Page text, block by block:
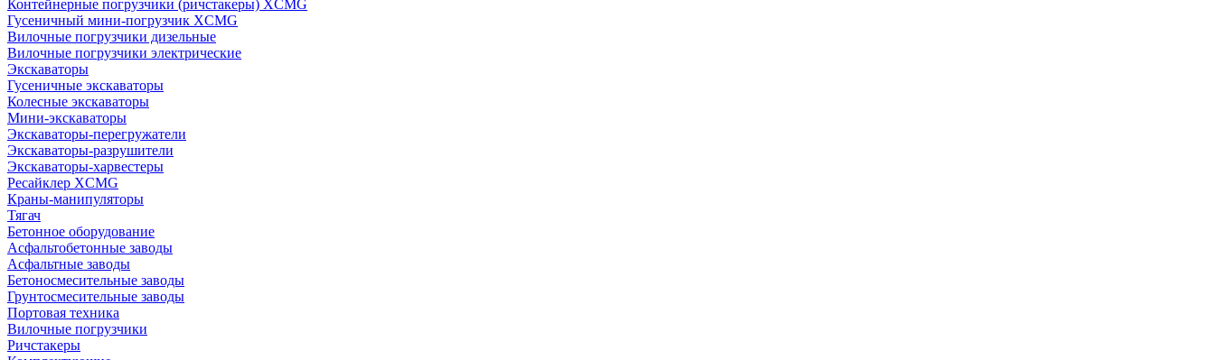
Контейнерные погрузчики (ричстакеры) XCMG
Гусеничный мини-погрузчик XCMG
Вилочные погрузчики дизельные
Вилочные погрузчики электрические
Экскаваторы
Гусеничные экскаваторы
Колесные экскаваторы
Мини-экскаваторы
Экскаваторы-перегружатели
Экскаваторы-разрушители
Экскаваторы-харвестеры
Ресайклер XCMG
Краны-манипуляторы
Тягач
Бетонное оборудование
Асфальтобетонные заводы
Асфальтные заводы
Бетоносмесительные заводы
Грунтосмесительные заводы
Портовая техника
Вилочные погрузчики
Ричстакеры